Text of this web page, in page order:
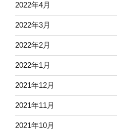
2022年4月
2022年3月
2022年2月
2022年1月
2021年12月
2021年11月
2021年10月